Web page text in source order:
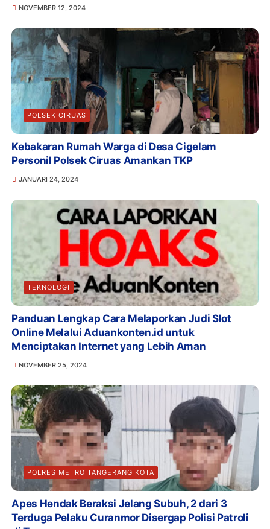
NOVEMBER 12, 2024
POLSEK CIRUAS
Kebakaran Rumah Warga di Desa Cigelam
Personil Polsek Ciruas Amankan TKP
JANUARI 24, 2024
TEKNOLOGI
Panduan Lengkap Cara Melaporkan Judi Slot
Online Melalui Aduankonten.id untuk
Menciptakan Internet yang Lebih Aman
NOVEMBER 25, 2024
POLRES METRO TANGERANG KOTA
Apes Hendak Beraksi Jelang Subuh, 2 dari 3
Terduga Pelaku Curanmor Disergap Polisi Patroli